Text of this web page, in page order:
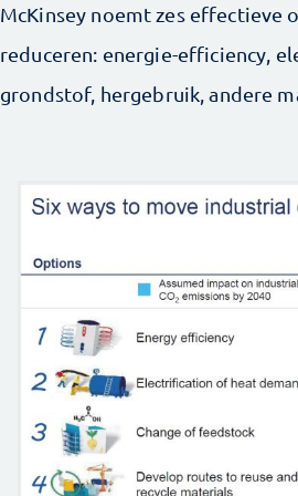
McKinsey noemt zes effectieve
reduceren: energie-efficiency,
grondstof, hergebruik, andere